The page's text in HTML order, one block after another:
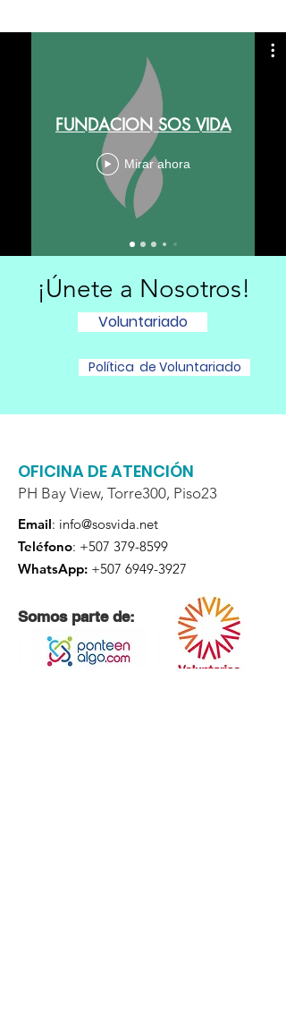
FUNDACION SOS VIDA
Mirar ahora
¡Únete a Nosotros!
Voluntariado
Política de Voluntariado
OFICINA DE ATENCIÓN
PH Bay View, Torre300, Piso23
Email: info@sosvida.net
Teléfono: +507 379-8599
WhatsApp: +507 6949-3927
Somos parte de: